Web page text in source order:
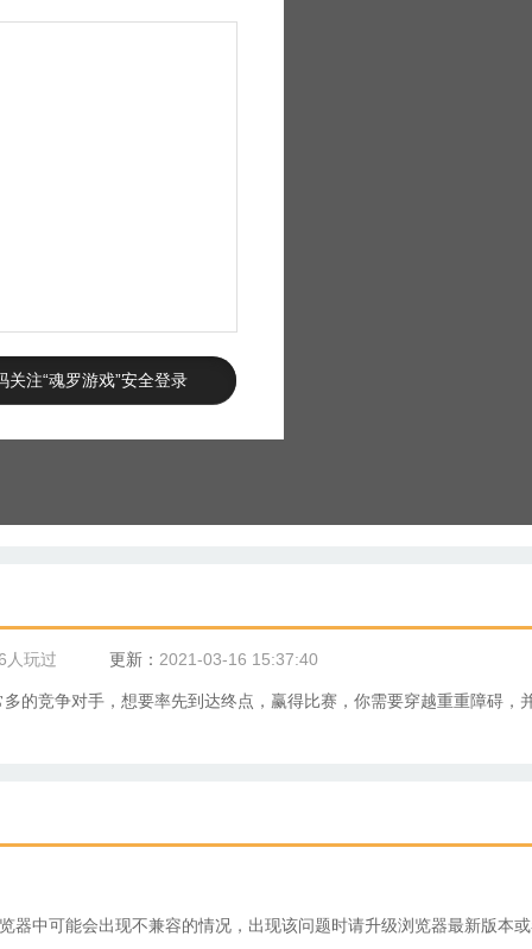
关注“魂罗游戏”安全登录
人玩过 更新： 2021-03-16 15:37:40
的竞争对手，想要率先到达终点，赢得比赛，你需要穿越重重障碍，
器中可能会出现不兼容的情况，出现该问题时请升级浏览器最新版本